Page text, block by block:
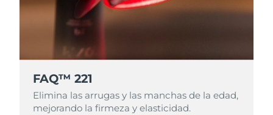
FAQ™ 221
Elimina las arrugas y las manchas de la edad,
mejorando la firmeza y elasticidad.